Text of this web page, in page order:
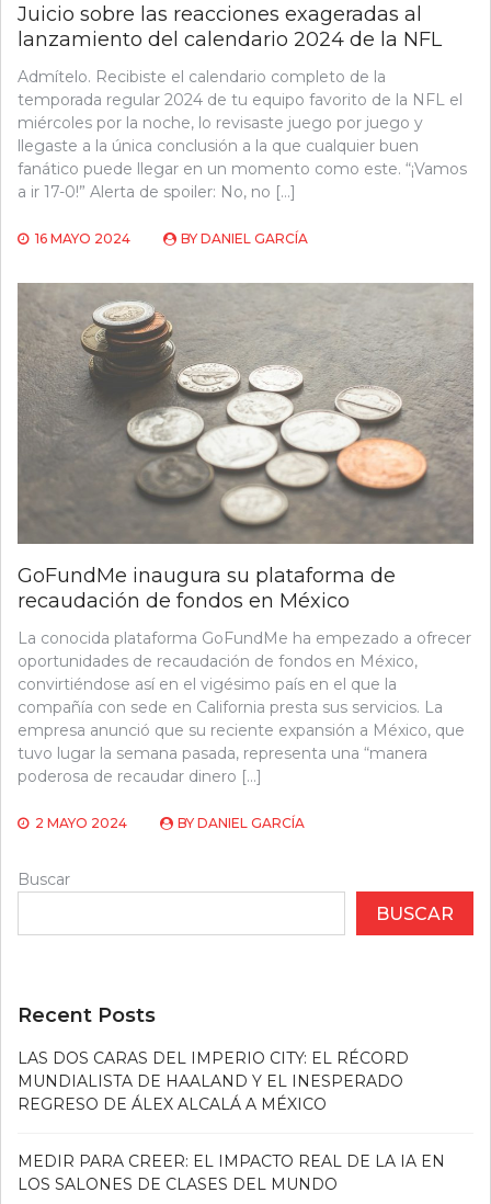
Juicio sobre las reacciones exageradas al
lanzamiento del calendario 2024 de la NFL
Admítelo. Recibiste el calendario completo de la
temporada regular 2024 de tu equipo favorito de la NFL el
miércoles por la noche, lo revisaste juego por juego y
llegaste a la única conclusión a la que cualquier buen
fanático puede llegar en un momento como este. “¡Vamos
a ir 17-0!” Alerta de spoiler: No, no […]
16 MAYO 2024 BY DANIEL GARCÍA
GoFundMe inaugura su plataforma de
recaudación de fondos en México
La conocida plataforma GoFundMe ha empezado a ofrecer
oportunidades de recaudación de fondos en México,
convirtiéndose así en el vigésimo país en el que la
compañía con sede en California presta sus servicios. La
empresa anunció que su reciente expansión a México, que
tuvo lugar la semana pasada, representa una “manera
poderosa de recaudar dinero […]
2 MAYO 2024 BY DANIEL GARCÍA
Buscar
BUSCAR
Recent Posts
LAS DOS CARAS DEL IMPERIO CITY: EL RÉCORD
MUNDIALISTA DE HAALAND Y EL INESPERADO
REGRESO DE ÁLEX ALCALÁ A MÉXICO
MEDIR PARA CREER: EL IMPACTO REAL DE LA IA EN
LOS SALONES DE CLASES DEL MUNDO